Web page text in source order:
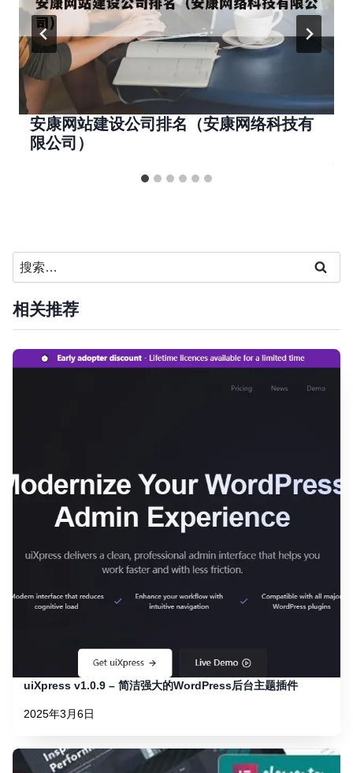
安康网站建设公司排名（安康网络科技有
限公司）
搜
索：
相关推荐
uiXpress v1.0.9 – 简洁强大的WordPress后台主题插件
2025年3月6日